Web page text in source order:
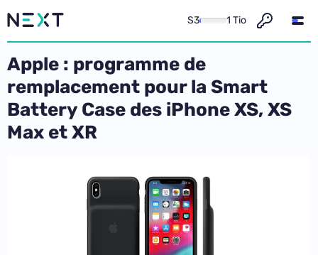
S3 1 Tio
Apple : programme de
remplacement pour la Smart
Battery Case des iPhone XS, XS
Max et XR